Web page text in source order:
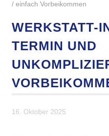
/ einfach Vorbeikommen
WERKSTATT-
TERMIN UND
16. Oktober 2025